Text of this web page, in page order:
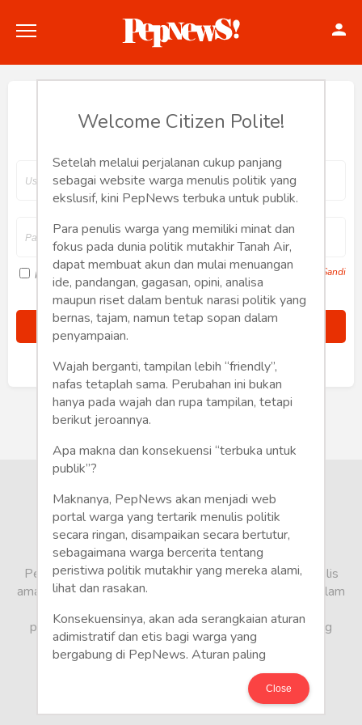
Politik
Hankam
Internasional
Bisnis
Humaniora
Sketsa
Tekno
Gaya
Wisata
Wanita
Hey, Welcome back.
Ingat saya Lupa Sandi
Buat Akun Baru
Welcome Citizen Polite!
Setelah melalui perjalanan cukup panjang
sebagai website warga menulis politik yang
ekslusif, kini PepNews terbuka untuk publik.
Para penulis warga yang memiliki minat dan
fokus pada dunia politik mutakhir Tanah Air,
dapat membuat akun dan mulai menuangan
ide, pandangan, gagasan, opini, analisa
maupun riset dalam bentuk narasi politik yang
bernas, tajam, namun tetap sopan dalam
penyampaian.
Wajah berganti, tampilan lebih “friendly”,
nafas tetaplah sama. Perubahan ini bukan
hanya pada wajah dan rupa tampilan, tetapi
berikut jeroannya.
Apa makna dan konsekuensi “terbuka untuk
publik”?
Maknanya, PepNews akan menjadi web
portal warga yang tertarik menulis politik
secara ringan, disampaikan secara bertutur,
sebagaimana warga bercerita tentang
peristiwa politik mutakhir yang mereka alami,
lihat dan rasakan.
Konsekuensinya, akan ada serangkaian aturan
adimistratif dan etis bagi warga yang
bergabung di PepNews. Aturan paling
mendasar adalah setiap penulis wajib
menggunakan identitas asli sesuai kartu
keterangan penduduk. Demikian juga foto
Close
PepNews.com adalah media warga, tempat bagi penulis
amatir dan profesional menyampaikan berbagai opini dalam
pandang tidak biasa, yang berbeda dari sudut pandang
berita media arus utama.